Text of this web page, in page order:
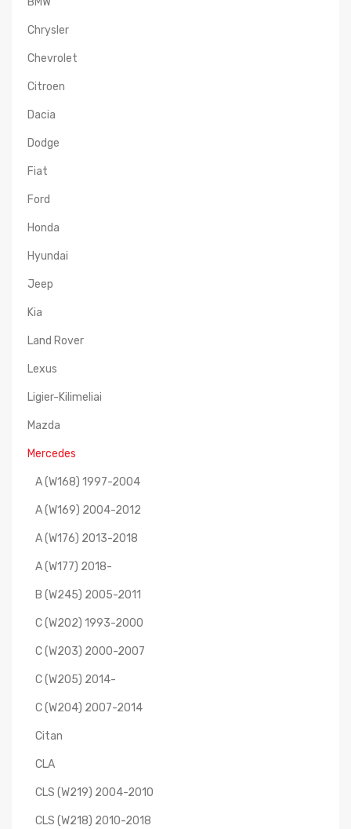
Chrysler
Chevrolet
Citroen
Dacia
Dodge
Fiat
Ford
Honda
Hyundai
Jeep
Kia
Land Rover
Lexus
Ligier-Kilimeliai
Mazda
Mercedes
A (W168) 1997-2004
A (W169) 2004-2012
A (W176) 2013-2018
A (W177) 2018-
B (W245) 2005-2011
C (W202) 1993-2000
C (W203) 2000-2007
C (W205) 2014-
C (W204) 2007-2014
Citan
CLA
CLS (W219) 2004-2010
CLS (W218) 2010-2018